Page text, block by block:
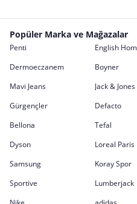
Popüler Marka ve Mağazalar
Penti English
Dermoeczanem
Boyner
Mavi Jeans
Jack & Jones
Gürgençler
Defacto
Bellona
Tefal
Dyson
Loreal Paris
Samsung
Koray Spor
Sportive
Lumberjack